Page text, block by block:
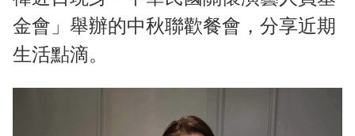
金會」舉辦的中秋聯歡餐會，分享近期
生活點滴。